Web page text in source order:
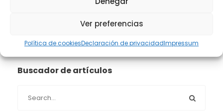
Ver preferencias
Política de cookiesDeclaración de privacidadImpressum
(24)
Buscador de artículos